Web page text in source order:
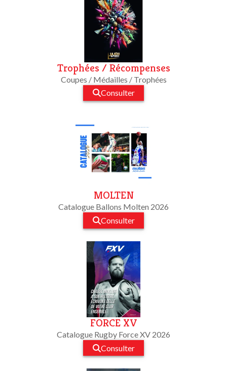
Trophées / Récompenses
Coupes / Médailles / Trophées
Consulter
MOLTEN
Catalogue Ballons Molten 2026
Consulter
FORCE XV
Catalogue Rugby Force XV 2026
Consulter